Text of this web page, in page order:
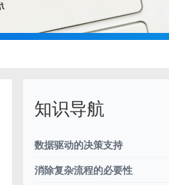
知识导航
数据驱动的决策支持
消除复杂流程的必要性